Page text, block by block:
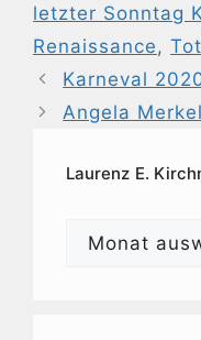
letzter Sonntag
Renaissance ,
Karneval
Angela
Laurenz E.
Laurenz